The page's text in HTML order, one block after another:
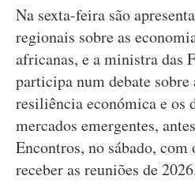
Na sexta-feira são
regionais sobre as
africanas, e a ministra das
participa num debate sobre
resiliência económica e os
mercados emergentes,
Encontros, no sábado,
receber as reuniões de